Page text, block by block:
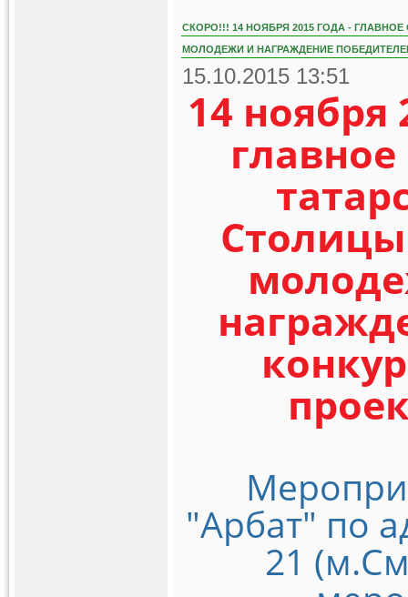
СКОРО!!! 14 НОЯБРЯ 2015 ГОДА -
МОЛОДЕЖИ И НАГРАЖДЕНИЕ
15.10.2015 13:51
14 ноября
"Арбат" по
21